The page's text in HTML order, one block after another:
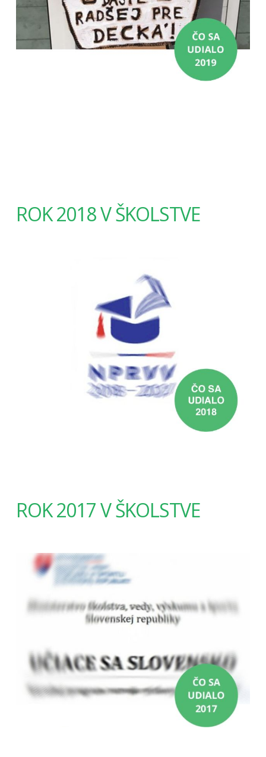
ROK 2018 V ŠKOLSTVE
ROK 2017 V ŠKOLSTVE